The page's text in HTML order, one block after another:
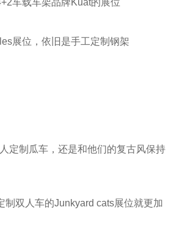
车载车架品牌Kuat的展位
展位，依旧是手工定制钢架
定制瓜车，还是和他们的复古风保持
制双人车的Junkyard cats展位就更加